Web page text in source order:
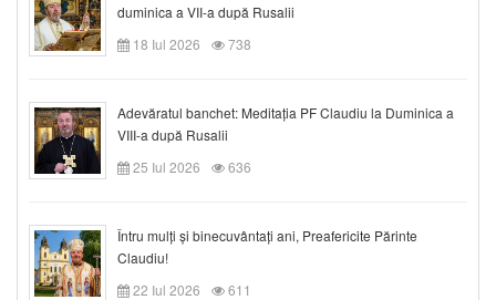
duminica a VII-a după Rusalii
18 Iul 2026
738
Adevăratul banchet: Meditația PF Claudiu la Duminica a
VIII-a după Rusalii
25 Iul 2026
636
Întru mulți și binecuvântați ani, Preafericite Părinte
Claudiu!
22 Iul 2026
611